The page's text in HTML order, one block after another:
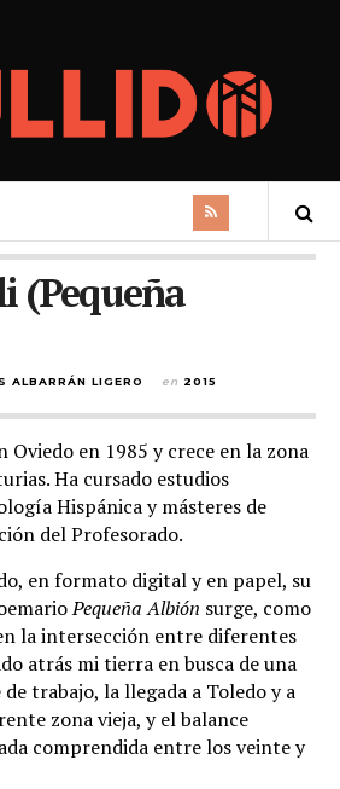
(Pequeña
ALBARRÁN LIGERO en 2015
Oviedo en 1985 y crece en la zona
Ha cursado estudios
Hispánica y másteres de
del Profesorado.
en formato digital y en papel, su
Pequeña Albión surge, como
la intersección entre diferentes
atrás mi tierra en busca de una
trabajo, la llegada a Toledo y a
zona vieja, y el balance
comprendida entre los veinte y